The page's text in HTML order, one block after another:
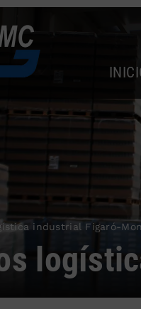
industrial Figaró-